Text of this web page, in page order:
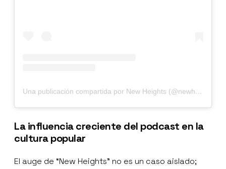
Una publicación compartida por New Heights (@newheightshow)
La influencia creciente del podcast en la
cultura popular
El auge de “New Heights” no es un caso aislado;